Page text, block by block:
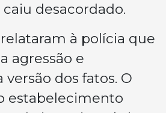
desacordado.
à polícia que
agressão e
dos fatos. O
estabelecimento